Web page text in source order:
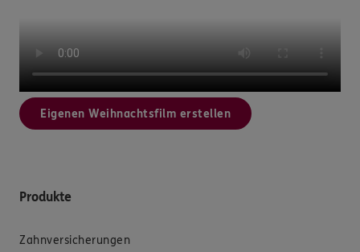
Eigenen Weihnachtsfilm erstellen
Produkte
Zahnversicherungen